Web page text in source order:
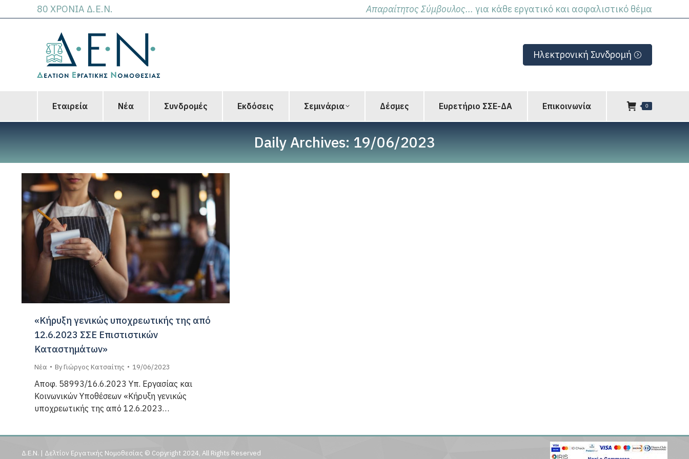
80 ΧΡΟΝΙΑ Δ.Ε.Ν. Απαραίτητος Σύμβουλος... για κάθε εργατικό και ασφαλιστικό θέμα
Ηλεκτρονική Συνδρομή
Εταιρεία Νέα Συνδρομές Εκδόσεις Σεμινάρια Δέσμες Ευρετήριο ΣΣΕ-ΔΑ Επικοινωνία 0
Daily Archives:19/06/2023
«Κήρυξη γενικώς υποχρεωτικής της από
12.6.2023 ΣΣΕ Επιστιστικών
Καταστημάτων»
Νέα By Γιώργος Κατσαίτης 19/06/2023
Αποφ. 58993/16.6.2023 Υπ. Εργασίας και
Κοινωνικών Υποθέσεων «Κήρυξη γενικώς
υποχρεωτικής της από 12.6.2023…
Δ.Ε.Ν. | Δελτίον Εργατικής Νομοθεσίας © Copyright 2024, All Rights Reserved